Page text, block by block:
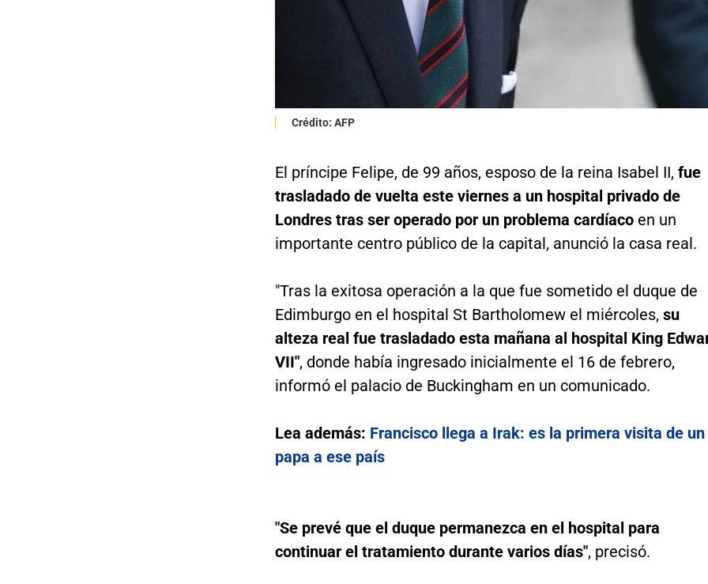
Crédito: AFP
El príncipe Felipe, de 99 años, esposo de la reina Isabel II, fue
trasladado de vuelta este viernes a un hospital privado de
Londres tras ser operado por un problema cardíacoen un
importante centro público de la capital, anunció la casa real.
"Tras la exitosa operación a la que fue sometido el duque de
Edimburgo en el hospital St Bartholomew el miércoles, su
alteza real fue trasladado esta mañana al hospital King
VII", donde había ingresado inicialmente el 16 de febrero,
informó el palacio de Buckingham en un comunicado.
Lea además: Francisco llega a Irak: es la primera visita de un
papa a ese país
"Se prevé que el duque permanezca en el hospital para
continuar el tratamiento durante varios días", precisó.